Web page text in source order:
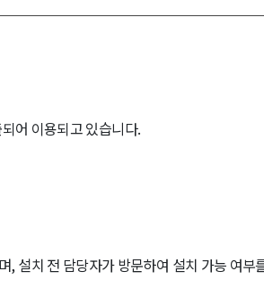
어 이용되고 있습니다.
설치 전 담당자가 방문하여 설치 가능 여부